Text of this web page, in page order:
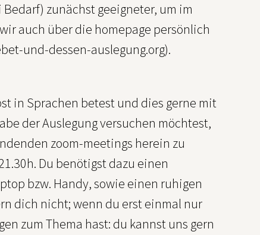
zunächst geeigneter, um im
auch über die homepage persönlich
und-dessen-auslegung.org).
in Sprachen betest und dies gerne mit
der Auslegung versuchen möchtest,
zoom-meetings herein zu
Du benötigst dazu einen
bzw. Handy, sowie einen ruhigen
dich nicht; wenn du erst einmal nur
zum Thema hast: du kannst uns gern